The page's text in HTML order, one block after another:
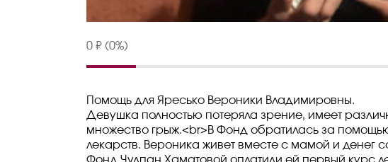
0 ₽ (0%)
Помощь для Яресько Вероники Владимировны.
Девушка полностью потеряла зрение, имеет
множество грыж.<br>В Фонд обратилась за
лекарств. Вероника живет вместе с мамой и денег